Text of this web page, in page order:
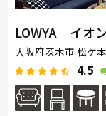
LOWYA イオ
大阪府茨木市 松ケ
4.5